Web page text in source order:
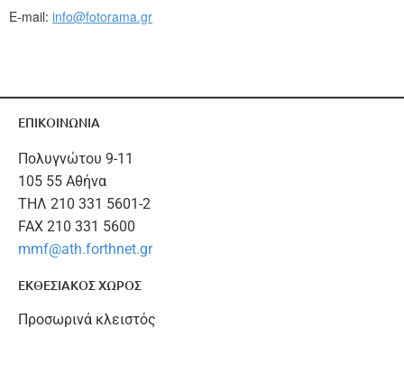
E-mail: info@fotorama.gr
ΕΠΙΚΟΙΝΩΝΙΑ
Πολυγνώτου 9-11
105 55 Αθήνα
ΤΗΛ 210 331 5601-2
FAX 210 331 5600
mmf@ath.forthnet.gr
ΕΚΘΕΣΙΑΚΟΣ ΧΩΡΟΣ
Προσωρινά κλειστός